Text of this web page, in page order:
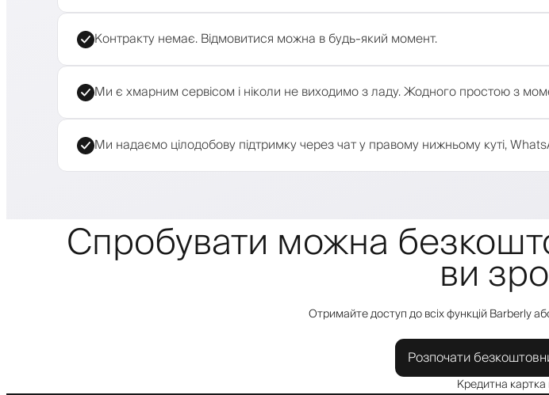
Контракту немає. Відмовитися можна в будь-який момент.
Ми є хмарним сервісом і ніколи не виходимо з ладу. Жодного простою з
Ми надаємо цілодобову підтримку через чат у правому нижньому куті,
Спробувати можна
ви
Отримайте доступ до всіх функцій Barberly
Розпочати
Кредитна картка